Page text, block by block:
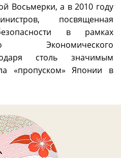
Восьмерки, а в 2010 году
посвященная
в рамках
Экономического
столь значимым
«пропуском» Японии в